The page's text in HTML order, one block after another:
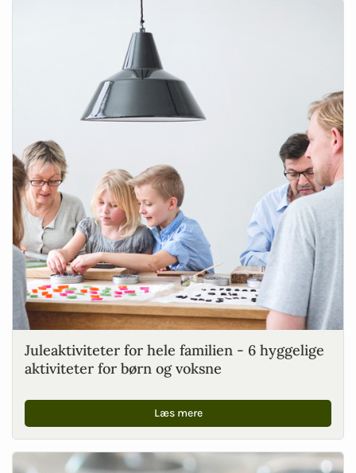
Juleaktiviteter for hele familien - 6 hyggelige
aktiviteter for børn og voksne
Læs mere